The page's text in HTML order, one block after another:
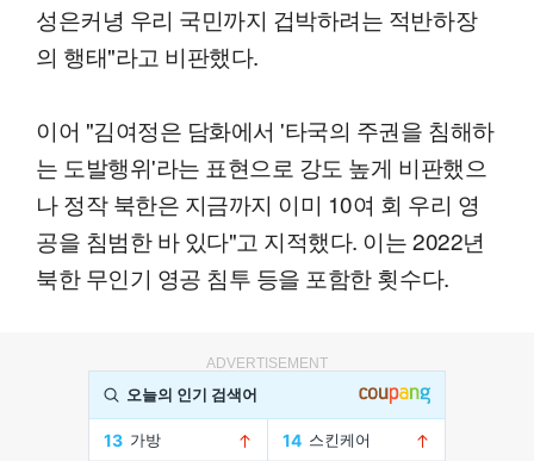
성은커녕 우리 국민까지 겁박하려는 적반하장
의 행태"라고 비판했다.
이어 "김여정은 담화에서 '타국의 주권을 침해하
는 도발행위'라는 표현으로 강도 높게 비판했으
나 정작 북한은 지금까지 이미 10여 회 우리 영
공을 침범한 바 있다"고 지적했다. 이는 2022년
북한 무인기 영공 침투 등을 포함한 횟수다.
ADVERTISEMENT